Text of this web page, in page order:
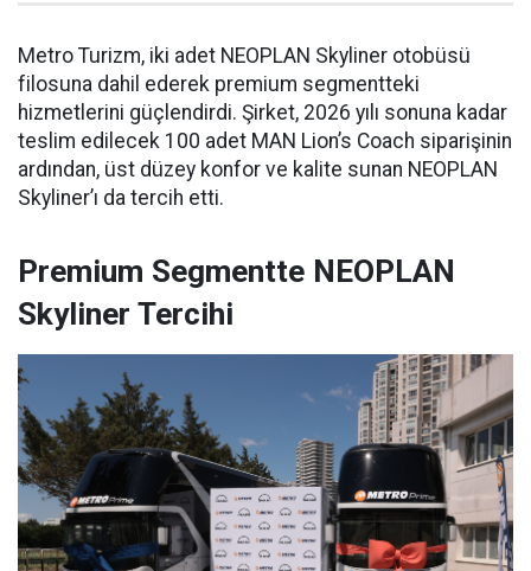
Metro Turizm, iki adet NEOPLAN Skyliner otobüsü
filosuna dahil ederek premium segmentteki
hizmetlerini güçlendirdi. Şirket, 2026 yılı sonuna kadar
teslim edilecek 100 adet MAN Lion’s Coach siparişinin
ardından, üst düzey konfor ve kalite sunan NEOPLAN
Skyliner’ı da tercih etti.
Premium Segmentte NEOPLAN
Skyliner Tercihi